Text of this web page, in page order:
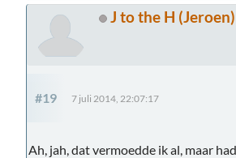
J to the H (Jeroen)
#19 7 juli 2014, 22:07:17
Ah, jah, dat vermoedde ik al, maar